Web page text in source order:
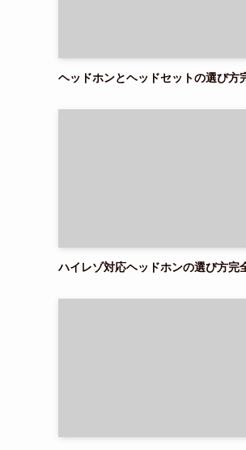
ヘッドホンとヘッドセットの選び方
ハイレゾ対応ヘッドホンの選び方完